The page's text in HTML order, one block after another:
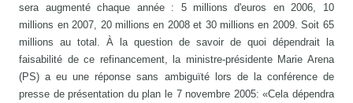
sera augmenté chaque année : 5 millions d'euros en 2006, 10
millions en 2007, 20 millions en 2008 et 30 millions en 2009. Soit 65
millions au total. À la question de savoir de quoi dépendrait la
faisabilité de ce refinancement, la ministre-présidente Marie Arena
(PS) a eu une réponse sans ambiguïté lors de la conférence de
presse de présentation du plan le 7 novembre 2005: «Cela dépendra